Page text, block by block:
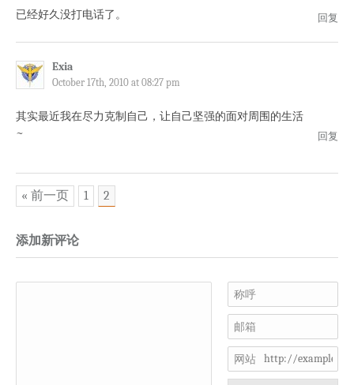
已经好久没打电话了。 回复
Exia
October 17th, 2010 at 08:27 pm
其实最近我在尽力克制自己，让自己坚强的面对周围的生活
~
回复
« 前一页 1 2
添加新评论
称呼
邮箱
网站